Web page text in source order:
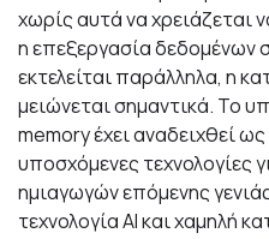
χωρίς αυτά να χρειάζεται
η επεξεργασία δεδομένων
εκτελείται παράλληλα, η
μειώνεται σημαντικά. Το
memory έχει αναδειχθεί
υποσχόμενες τεχνολογίες
ημιαγωγών επόμενης
τεχνολογία AI και χαμηλή